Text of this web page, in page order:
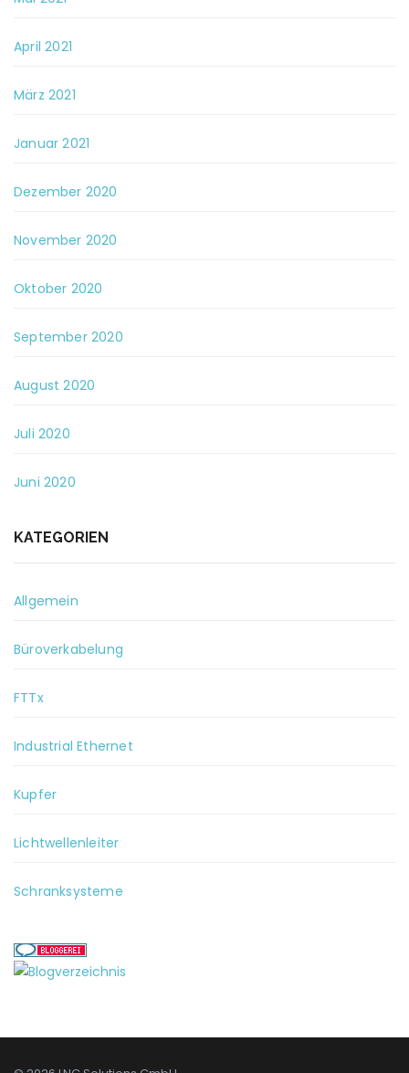
April 2021
März 2021
Januar 2021
Dezember 2020
November 2020
Oktober 2020
September 2020
August 2020
Juli 2020
Juni 2020
KATEGORIEN
Allgemein
Büroverkabelung
FTTx
Industrial Ethernet
Kupfer
Lichtwellenleiter
Schranksysteme